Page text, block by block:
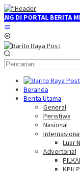
Loncat
ke
konten
BERITA MEDIA
Beranda
Berita Utama
General
Peristiwa
Nasional
Luar
Advertorial
KPU